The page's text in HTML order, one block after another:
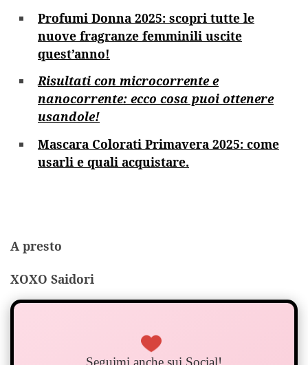
Profumi Donna 2025: scopri tutte le
nuove fragranze femminili uscite
quest’anno!
Risultati con microcorrente e
nanocorrente: ecco cosa puoi ottenere
usandole!
Mascara Colorati Primavera 2025: come
usarli e quali acquistare.
A presto
XOXO Saidori